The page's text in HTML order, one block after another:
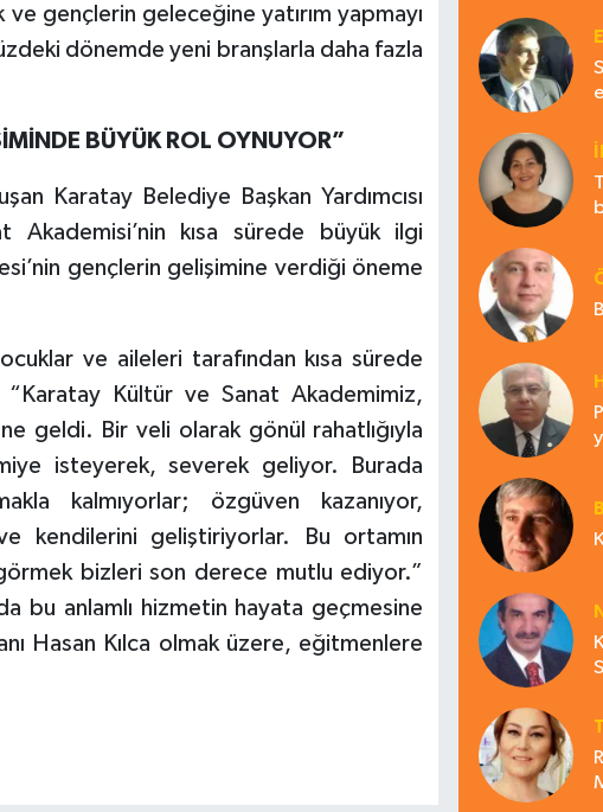
gençlerin geleceğine yatırım yapmayı
dönemde yeni branşlarla daha fazla
BÜYÜK ROL OYNUYOR”
Karatay Belediye Başkan Yardımcısı
kısa sürede büyük ilgi
gençlerin gelişimine verdiği öneme
ve aileleri tarafından kısa sürede
Kültür ve Sanat Akademimiz,
geldi. Bir veli olarak gönül rahatlığıyla
isteyerek, severek geliyor. Burada
kalmıyorlar; özgüven kazanıyor,
kendilerini geliştiriyorlar. Bu ortamın
bizleri son derece mutlu ediyor.”
bu anlamlı hizmetin hayata geçmesine
Hasan Kılca olmak üzere, eğitmenlere